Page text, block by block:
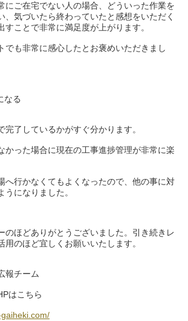
にご在宅でない人の場合、どういった作業を
、気づいたら終わっていたと感想をいただく
すことで非常に満足度が上がります。
でも非常に感心したとお褒めいただきまし
る
完了しているかがすぐ分かります。
かった場合に現在の工事進捗管理が非常に楽
へ行かなくてもよくなったので、他の事に対
うになりました。
のほどありがとうございました。引き続きレ
用のほど宜しくお願いいたします。
報チーム
はこちら